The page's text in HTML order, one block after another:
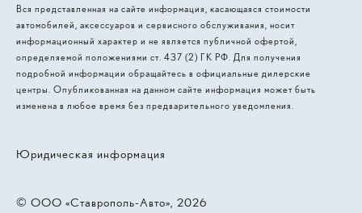
Вся представленная на сайте информация, касающаяся стоимости
автомобилей, аксессуаров и сервисного обслуживания, носит
информационный характер и не является публичной офертой,
определяемой положениями ст. 437 (2) ГК РФ. Для получения
подробной информации обращайтесь в официальные дилерские
центры. Опубликованная на данном сайте информация может быть
изменена в любое время без предварительного уведомления.
© 2026, ООО «Ставрополь-Авто»
Юридическая информация